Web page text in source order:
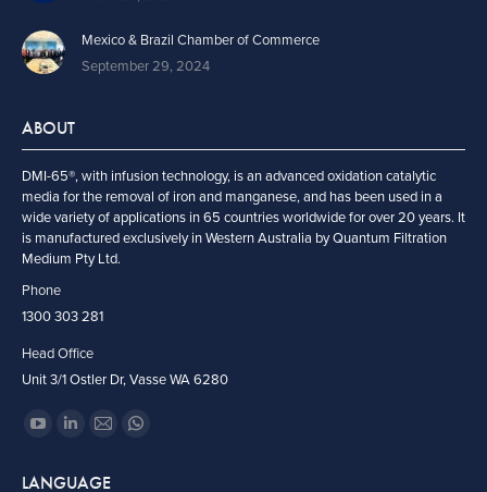
Mexico & Brazil Chamber of Commerce
September 29, 2024
ABOUT
DMI-65®, with infusion technology, is an advanced oxidation catalytic
media for the removal of iron and manganese, and has been used in a
wide variety of applications in 65 countries worldwide for over 20 years. It
is manufactured exclusively in Western Australia by Quantum Filtration
Medium Pty Ltd.
Phone
1300 303 281
Head Office
Unit 3/1 Ostler Dr, Vasse WA 6280
Find us on:
Mail Whatsapp
LANGUAGE